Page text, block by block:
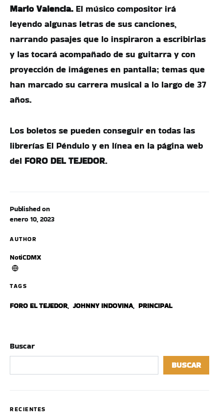
Published on
enero 10, 2023
AUTHOR
NotiCDMX
TAGS
FORO EL TEJEDOR, JOHNNY INDOVINA, PRINCIPAL
Mario Valencia. El músico compositor irá
leyendo algunas letras de sus canciones,
narrando pasajes que lo inspiraron a escribirlas
y las tocará acompañado de su guitarra y con
proyección de imágenes en pantalla; temas que
han marcado su carrera musical a lo largo de 37
años.
Los boletos se pueden conseguir en todas las
librerías El Péndulo y en línea en la página web
del FORO DEL TEJEDOR.
Buscar
BUSCAR
RECIENTES